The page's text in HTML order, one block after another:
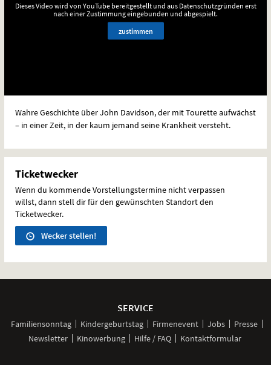
Dieses Video wird von YouTube bereitgestellt und aus Datenschutzgründen erst
nach einer Zustimmung eingebunden und abgespielt.
zustimmen
Wahre Geschichte über John Davidson, der mit Tourette aufwächst
– in einer Zeit, in der kaum jemand seine Krankheit versteht.
Ticketwecker
Wenn du kommende Vorstellungstermine nicht verpassen
willst, dann stell dir für den gewünschten Standort den
Ticketwecker.
Wecker stellen!
SERVICE
Familiensonntag Kindergeburtstag Firmenevent Jobs
Presse
Newsletter
Kinowerbung Hilfe / FAQ Kontaktformular